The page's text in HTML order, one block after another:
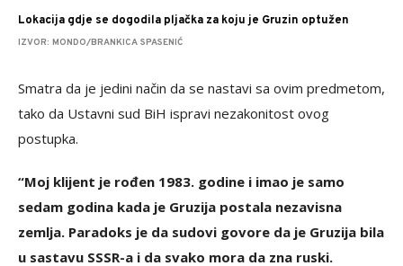
Lokacija gdje se dogodila pljačka za koju je Gruzin optužen
IZVOR: MONDO/BRANKICA SPASENIĆ
Smatra da je jedini način da se nastavi sa ovim predmetom,
tako da Ustavni sud BiH ispravi nezakonitost ovog
postupka.
“Moj klijent je rođen 1983. godine i imao je samo
sedam godina kada je Gruzija postala nezavisna
zemlja. Paradoks je da sudovi govore da je Gruzija bila
u sastavu SSSR-a i da svako mora da zna ruski.